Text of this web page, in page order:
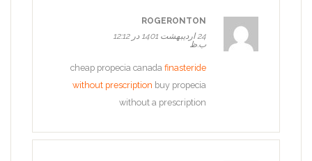
ROGERONTON
24 اردیبهشت 1401 در 12:12
ب.ظ
cheap propecia canada finasteride
without prescription buy propecia
without a prescription